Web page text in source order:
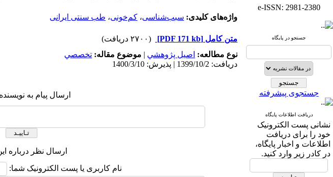
e-ISSN: 2981-2380
جستجو در پایگاه
جستجوی پیشرفته
دریافت اطلاعات پایگاه
نشانی پست الکترونیک
خود را برای دریافت
اطلاعات و اخبار پایگاه،
در کادر زیر وارد کنید.
واژه‌های کلیدی: سبب‌شناسی، کم‌خونی، طب سنتی ایرانی
متن کامل [PDF 171 kb]
(۲۷۰۰ دریافت)
نوع مطالعه: اصيل پژوهشي | موضوع مقاله: تخصصي
دریافت: 1399/10/2 | پذیرش: 1400/3/10
ارسال پیام به
ارسال نظر درباره
نام کاربری یا پست الکترونیک شما: